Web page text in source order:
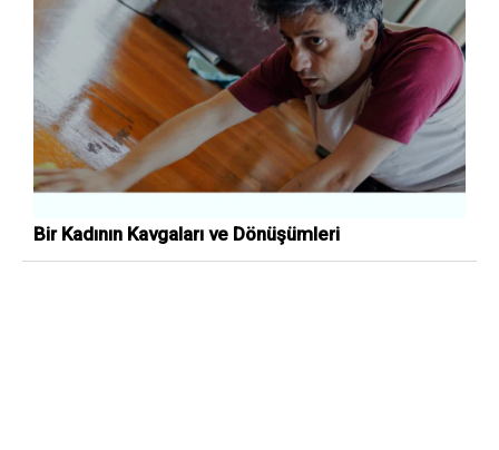
Bir Kadının Kavgaları ve Dönüşümleri